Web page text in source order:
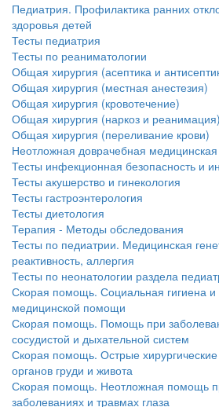
Педиатрия. Профилактика ранних
здоровья детей
Тесты педиатрия
Тесты по реаниматологии
Общая хирургия (асептика и
Общая хирургия (местная анестезия)
Общая хирургия (кровотечение)
Общая хирургия (наркоз и реанимация)
Общая хирургия (переливание крови)
Неотложная доврачебная
Тесты инфекционная безопасность и
Тесты акушерство и гинекология
Тесты гастроэнтерология
Тесты диетология
Терапия - Методы обследования
Тесты по педиатрии. Медицинская
реактивность, аллергия
Тесты по неонатологии раздела
Скорая помощь. Социальная гигиена и
медицинской помощи
Скорая помощь. Помощь при
сосудистой и дыхательной систем
Скорая помощь. Острые
органов груди и живота
Скорая помощь. Неотложная помощь
заболеваниях и травмах глаза